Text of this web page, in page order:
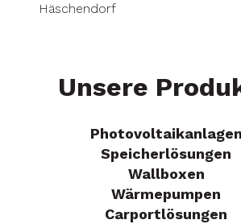
Häschendorf
Unsere
Photovoltaikanlagen
Speicherlösungen
Wallboxen
Wärmepumpen
Carportlösungen